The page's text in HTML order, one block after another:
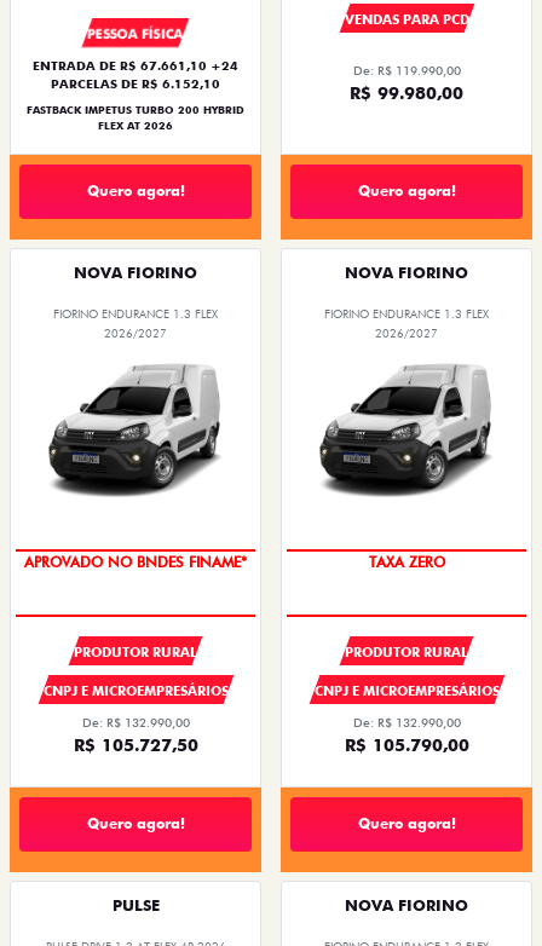
PESSOA FÍSICA
ENTRADA DE R$ 67.661,10 +24
PARCELAS DE R$ 6.152,10
FASTBACK IMPETUS TURBO 200 HYBRID
FLEX AT 2026
Quero agora!
VENDAS PARA PCD
De: R$ 119.990,00
R$ 99.980,00
Quero agora!
NOVA FIORINO
FIORINO ENDURANCE 1.3 FLEX
2026/2027
APROVADO NO BNDES FINAME*
PRODUTOR RURAL
CNPJ E MICROEMPRESÁRIOS
De: R$ 132.990,00
R$ 105.727,50
Quero agora!
NOVA FIORINO
FIORINO ENDURANCE 1.3 FLEX
2026/2027
TAXA ZERO
PRODUTOR RURAL
CNPJ E MICROEMPRESÁRIOS
De: R$ 132.990,00
R$ 105.790,00
Quero agora!
PULSE NOVA FIORINO